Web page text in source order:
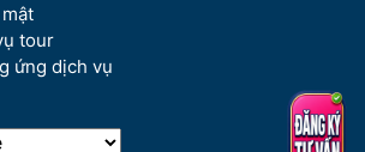
tour
ứng dịch vụ